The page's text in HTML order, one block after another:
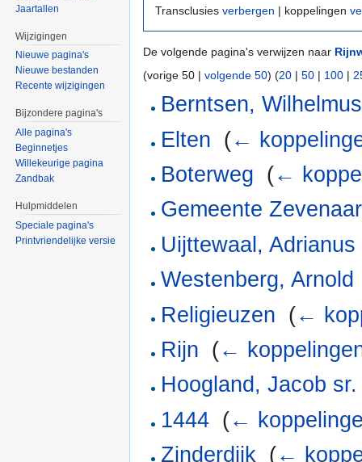
Transclusies verbergen | koppelingen
De volgende pagina's verwijzen naar
(vorige 50 | volgende 50) (20 | 50 | 100 |
Berntsen,
Elten (←
Boterweg (←
Gemeente Zevenaar
Uijttewaal,
Westenberg, Arnold
Religieuzen (←
Rijn (←
Hoogland, Jacob sr.
1444 (←
Zinderdijk (←
Jaartallen
Wijzigingen
Nieuwe pagina's
Nieuwe bestanden
Recente wijzigingen
Bijzondere pagina's
Alle pagina's
Beginnetjes
Willekeurige pagina
Zandbak
Hulpmiddelen
Speciale pagina's
Printvriendelijke versie